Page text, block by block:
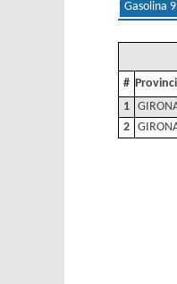
Gasolina
#
1
2